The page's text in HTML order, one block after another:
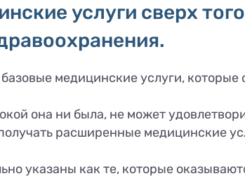
услуги сверх
медицинские услуги, которые
она ни была, не может
расширенные медицинские
указаны как те, которые